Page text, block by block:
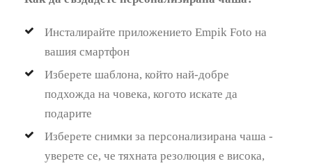
Инсталирайте приложението Empik Foto на
вашия смартфон
Изберете шаблона, който най-добре
подхожда на човека, когото искате да
подарите
Изберете снимки за персонализирана чаша -
уверете се, че тяхната резолюция е висока,